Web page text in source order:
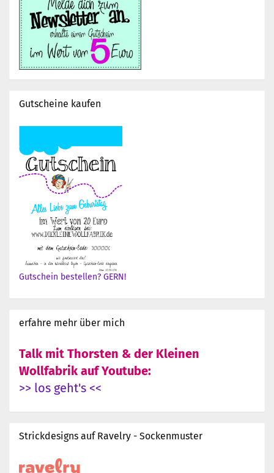
Gutscheine kaufen
Gutschein bestellen? GERN!
erfahre mehr über mich
Talk mit Thorsten & der Kleinen
Wollfabrik auf Youtube:
>> los geht's <<
Strickdesigns auf Ravelry - Sockenmuster